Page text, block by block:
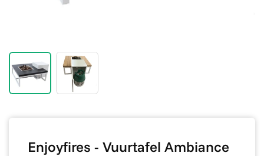
Enjoyfires - Vuurtafel Ambiance